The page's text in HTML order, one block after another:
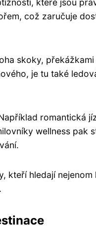
což zaručuje
skoky,
je tu také
romantická
wellness pak
kteří hledají